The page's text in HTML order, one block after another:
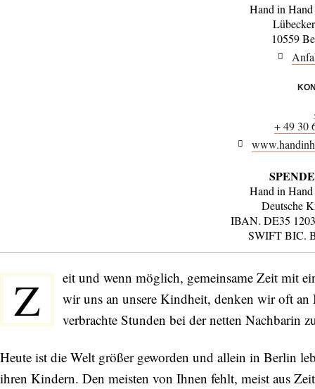
Hand in Hand
10559
+ 49 30
Hand in Hand
Deutsche
IBAN. DE35
SWIFT BIC.
Z
eit und wenn möglich, gemeinsame Zeit mit
wir uns an unsere Kindheit, denken wir oft an
verbrachte Stunden bei der netten Nachbarin
Heute ist die Welt größer geworden und allein in Berlin
ihren Kindern. Den meisten von Ihnen fehlt, meist aus